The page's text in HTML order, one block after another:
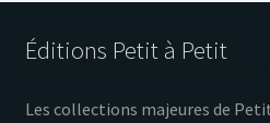
Éditions Petit à Petit
Les collections majeures de